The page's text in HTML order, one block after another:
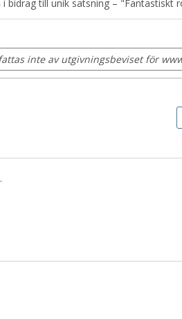
bidrag till unik satsning – "Fantastiskt
inte av utgivningsbeviset för